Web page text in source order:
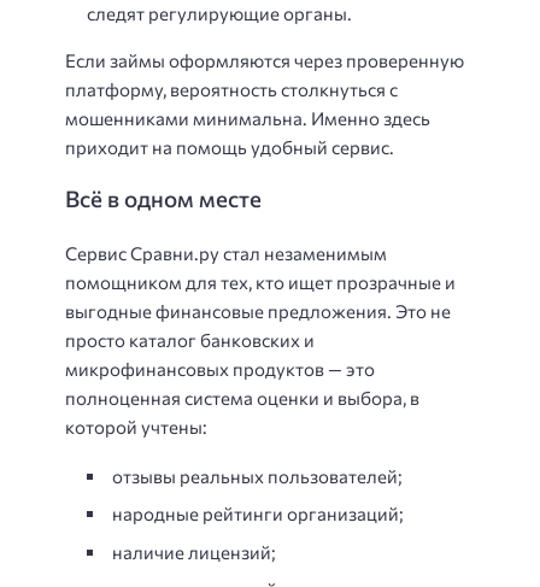
следят регулирующие органы.
Если займы оформляются через проверенную
платформу, вероятность столкнуться с
мошенниками минимальна. Именно здесь
приходит на помощь удобный сервис.
Всё в одном месте
Сервис Сравни.ру стал незаменимым
помощником для тех, кто ищет прозрачные и
выгодные финансовые предложения. Это не
просто каталог банковских и
микрофинансовых продуктов — это
полноценная система оценки и выбора, в
которой учтены:
отзывы реальных пользователей;
народные рейтинги организаций;
наличие лицензий;